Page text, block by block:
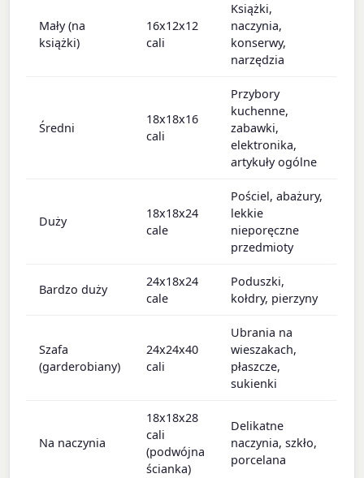
Mały (na
książki)
16x12x12
cali
Książki,
naczynia,
konserwy,
narzędzia
Średni
18x18x16
cali
Przybory
kuchenne,
zabawki,
elektronika,
artykuły ogólne
Duży
18x18x24
cale
Pościel, abażury,
lekkie
nieporęczne
przedmioty
Bardzo duży
24x18x24
cale
Poduszki,
kołdry, pierzyny
Szafa
(garderobiany)
24x24x40
cali
Ubrania na
wieszakach,
płaszcze,
sukienki
Na naczynia
18x18x28
cali
(podwójna
ścianka)
Delikatne
naczynia, szkło,
porcelana